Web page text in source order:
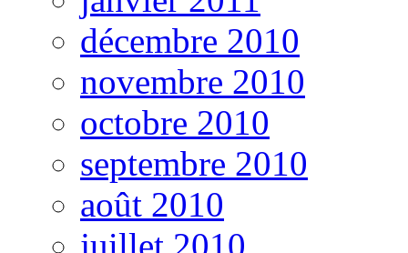
décembre 2010
novembre 2010
octobre 2010
septembre 2010
août 2010